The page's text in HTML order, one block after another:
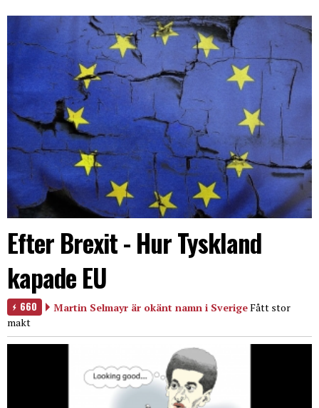
Efter Brexit - Hur Tyskland
kapade EU
660 Martin Selmayr är okänt namn i SverigeFått stor
makt